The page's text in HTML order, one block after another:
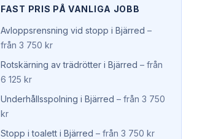
FAST PRIS PÅ VANLIGA JOBB
Avloppsrensning vid stopp i Bjärred –
från 3 750 kr
Rotskärning av trädrötter i Bjärred – från
6 125 kr
Underhållsspolning i Bjärred – från 3 750
kr
Stopp i toalett i Bjärred – från 3 750 kr